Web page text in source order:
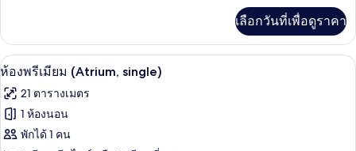
เกี่ยว
กับ
ห้อง
(Atrium)
เลือกวันที่เพื่อดูราคา
เปิด
ภาพถ่าย
ทั้งหมด
ของ
1 ห้องนอน, เครื่องนอนระดับพรีเมียม,
2
ห้องพรีเมียม (Atrium, single)
21 ตารางเมตร
1 ห้องนอน
พักได้ 1 คน